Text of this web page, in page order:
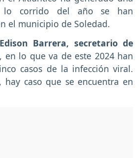
lo corrido del año se han
el municipio de Soledad.
Edison Barrera, secretario de
, en lo que va de este 2024 han
casos de la infección viral.
hay caso que se encuentra en